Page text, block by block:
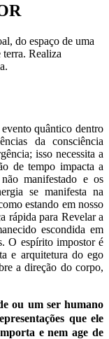
do espaço de uma
terra. Realiza
quântico dentro
da consciência
isso necessita a
de tempo impacta a
manifestado e os
se manifesta na
estando em nosso
rápida para Revelar a
escondida em
O espírito impostor é
e arquitetura do ego
a direção do corpo,
ou um ser humano
que ele
e nem age de